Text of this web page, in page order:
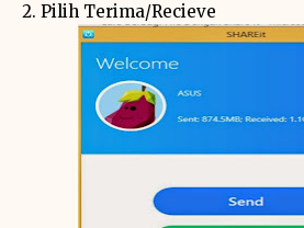
2. Pilih Terima/Recieve